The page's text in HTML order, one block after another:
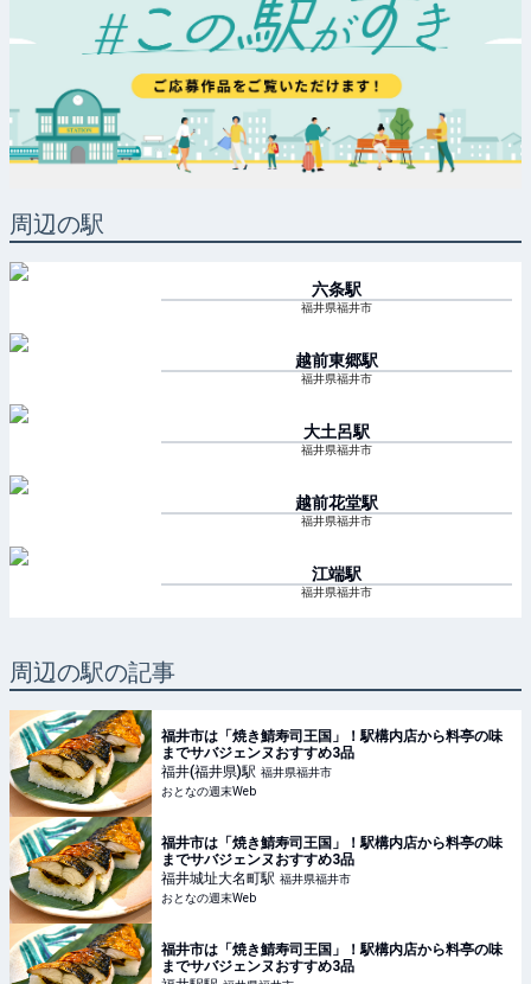
周辺の駅
六条駅
福井県福井市
越前東郷駅
福井県福井市
大土呂駅
福井県福井市
越前花堂駅
福井県福井市
江端駅
福井県福井市
周辺の駅の記事
福井市は「焼き鯖寿司王国」！駅構内店から料亭の味
までサバジェンヌおすすめ3品
福井(福井県)駅 福井県福井市
おとなの週末Web
福井市は「焼き鯖寿司王国」！駅構内店から料亭の味
までサバジェンヌおすすめ3品
福井城址大名町駅 福井県福井市
おとなの週末Web
福井市は「焼き鯖寿司王国」！駅構内店から料亭の味
までサバジェンヌおすすめ3品